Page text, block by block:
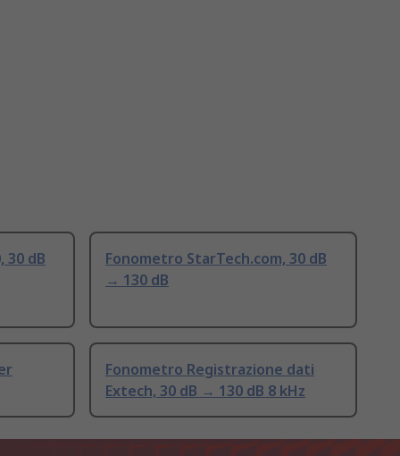
30 dB
Fonometro StarTech.com, 30 dB
→ 130 dB
Fonometro Registrazione dati
Extech, 30 dB → 130 dB 8 kHz